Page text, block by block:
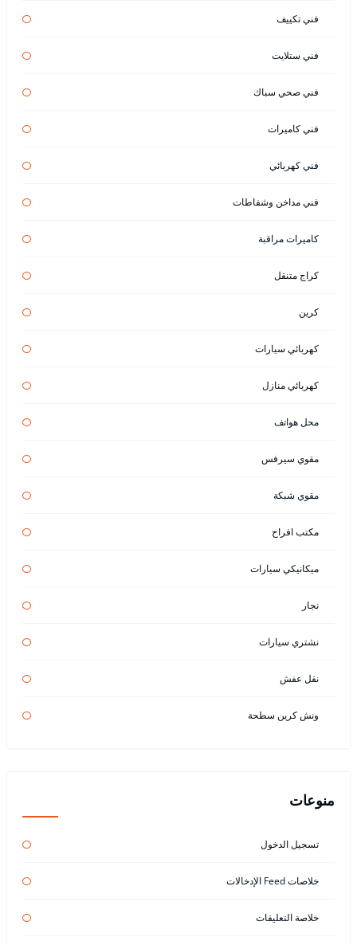
فني تكييف
فني ستلايت
فني صحي سباك
فني كاميرات
فني كهربائي
فني مداخن وشفاطات
كاميرات مراقبة
كراج متنقل
كرين
كهربائي سيارات
كهربائي منازل
محل هواتف
مقوي سيرفس
مقوي شبكة
مكتب افراح
ميكانيكي سيارات
نجار
نشتري سيارات
نقل عفش
ونش كرين سطحة
منوعات
تسجيل الدخول
خلاصات Feed الإدخالات
خلاصة التعليقات